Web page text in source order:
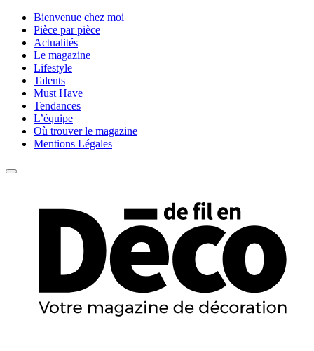
Bienvenue chez moi
Pièce par pièce
Actualités
Le magazine
Lifestyle
Talents
Must Have
Tendances
L’équipe
Où trouver le magazine
Mentions Légales